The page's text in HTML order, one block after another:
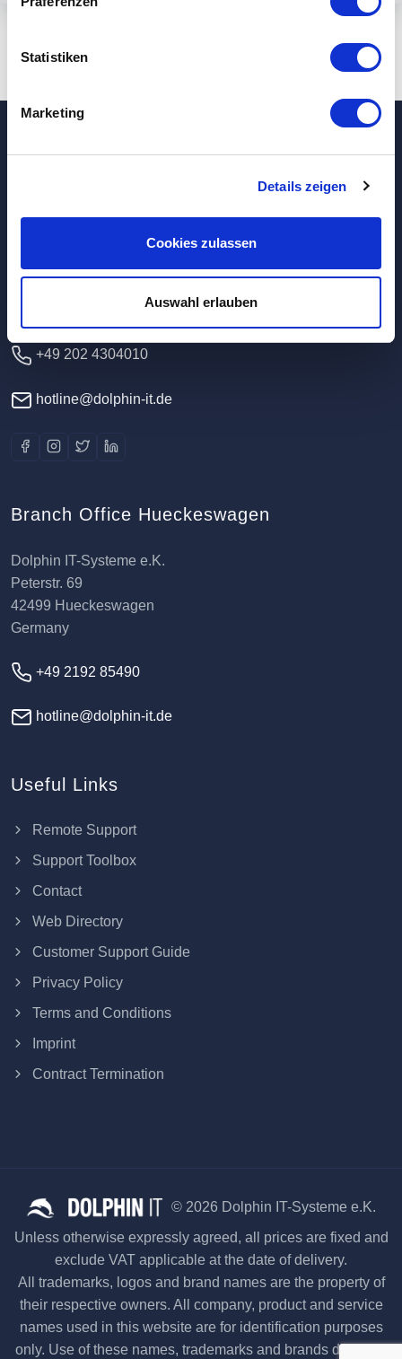
Statistiken
Marketing
Details zeigen
Cookies zulassen
Auswahl erlauben
Dolphin IT-Systeme e.K.
Clausewitzstr. 47A
+49 202 4304010
hotline@dolphin-it.de
Branch Office Hueckeswagen
Dolphin IT-Systeme e.K.
Peterstr. 69
42499 Hueckeswagen
Germany
+49 2192 85490
hotline@dolphin-it.de
Useful Links
Remote Support
Support Toolbox
Contact
Web Directory
Customer Support Guide
Privacy Policy
Terms and Conditions
Imprint
Contract Termination
© 2026 Dolphin IT-Systeme e.K.
Unless otherwise expressly agreed, all prices are fixed and
exclude VAT applicable at the date of delivery.
All trademarks, logos and brand names are the property of
their respective owners. All company, product and service
names used in this website are for identification purposes
only. Use of these names, trademarks and brands does not